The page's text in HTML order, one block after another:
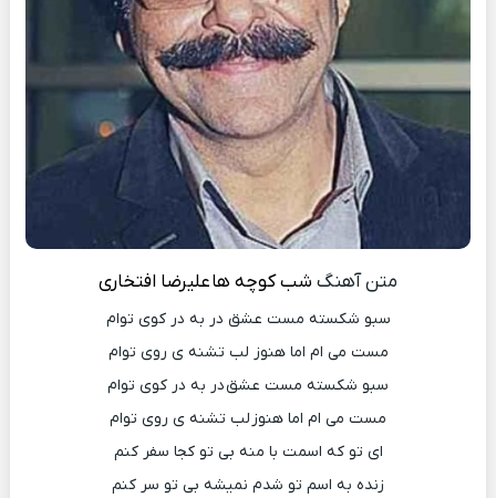
متن آهنگ شب کوچه هاعلیرضا افتخاری
سبو شکسته مست عشق در به در کوی توام
مست می ام اما هنوز لب تشنه ی روی توام
سبو شکسته مست عشق در به در کوی توام
مست می ام اما هنوز لب تشنه ی روی توام
ای تو که اسمت با منه بی تو کجا سفر کنم
زنده به اسم تو شدم نمیشه بی تو سر کنم